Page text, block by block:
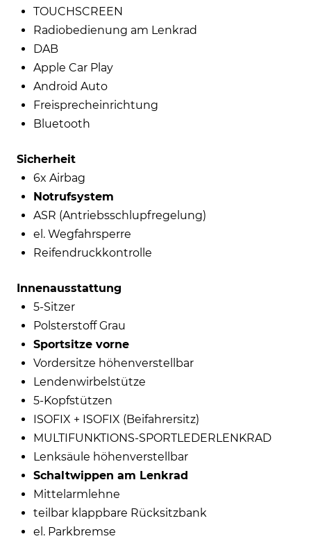
TOUCHSCREEN
Radiobedienung am Lenkrad
DAB
Apple Car Play
Android Auto
Freisprecheinrichtung
Bluetooth
Sicherheit
6x Airbag
Notrufsystem
ASR (Antriebsschlupfregelung)
el. Wegfahrsperre
Reifendruckkontrolle
Innenausstattung
5-Sitzer
Polsterstoff Grau
Sportsitze vorne
Vordersitze höhenverstellbar
Lendenwirbelstütze
5-Kopfstützen
ISOFIX + ISOFIX (Beifahrersitz)
MULTIFUNKTIONS-SPORTLEDERLENKRAD
Lenksäule höhenverstellbar
Schaltwippen am Lenkrad
Mittelarmlehne
teilbar klappbare Rücksitzbank
el. Parkbremse